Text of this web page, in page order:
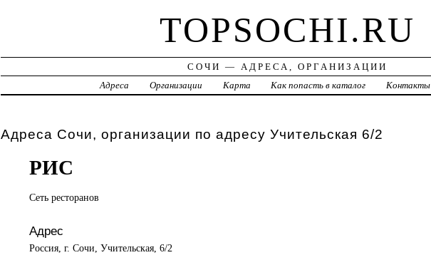
TOPSOCHI.RU
СОЧИ — АДРЕСА, ОРГАНИЗАЦИИ
Адреса
Организации Карта Как попасть в каталог Контакты
Адреса Сочи, организации по адресу Учительская 6/2
РИС
Сеть ресторанов
Адрес
Россия, г. Сочи, Учительская, 6/2